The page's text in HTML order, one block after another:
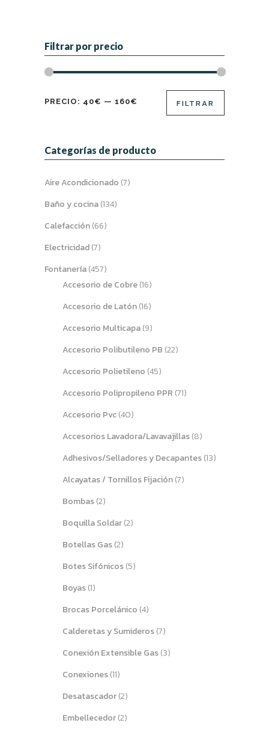
Filtrar por precio
Precio
Precio
FILTRAR
PRECIO: 40€ — 160€
Categorías de producto
Aire Acondicionado (7)
Baño y cocina(134)
Calefacción(66)
Electricidad(7)
Fontanería(457)
Accesorio de Cobre(16)
Accesorio de Latón(16)
Accesorio Multicapa(9)
Accesorio Polibutileno PB (22)
Accesorio Polietileno (45)
Accesorio Polipropileno PPR (71)
Accesorio Pvc(40)
Accesorios Lavadora/Lavavajillas(8)
Adhesivos/Selladores y Decapantes(13)
Alcayatas / Tornillos Fijación(7)
Bombas(2)
Boquilla Soldar(2)
Botellas Gas(2)
Botes Sifónicos(5)
Boyas(1)
Brocas Porcelánico (4)
Calderetas y Sumideros(7)
Conexión Extensible Gas(3)
Conexiones(11)
Desatascador(2)
Embellecedor(2)